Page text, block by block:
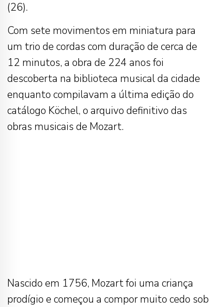
(26).
Com sete movimentos em miniatura para
um trio de cordas com duração de cerca de
12 minutos, a obra de 224 anos foi
descoberta na biblioteca musical da cidade
enquanto compilavam a última edição do
catálogo Köchel, o arquivo definitivo das
obras musicais de Mozart.
Nascido em 1756, Mozart foi uma criança
prodígio e começou a compor muito cedo sob